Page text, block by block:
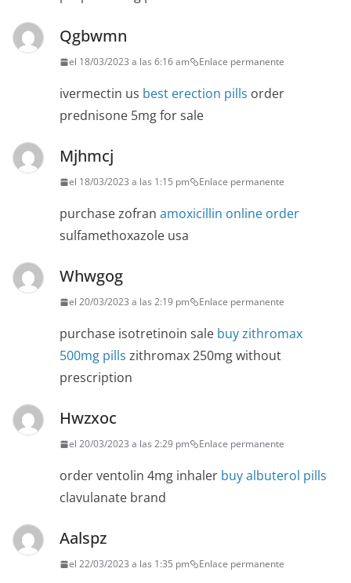
Qgbwmn
el 18/03/2023 a las 6:16 am Enlace permanente
ivermectin us best erection pills order
prednisone 5mg for sale
Mjhmcj
el 18/03/2023 a las 1:15 pm Enlace permanente
purchase zofran amoxicillin online order
sulfamethoxazole usa
Whwgog
el 20/03/2023 a las 2:19 pm Enlace permanente
purchase isotretinoin sale buy zithromax
500mg pills zithromax 250mg without
prescription
Hwzxoc
el 20/03/2023 a las 2:29 pm Enlace permanente
order ventolin 4mg inhaler buy albuterol pills
clavulanate brand
Aalspz
el 22/03/2023 a las 1:35 pm Enlace permanente